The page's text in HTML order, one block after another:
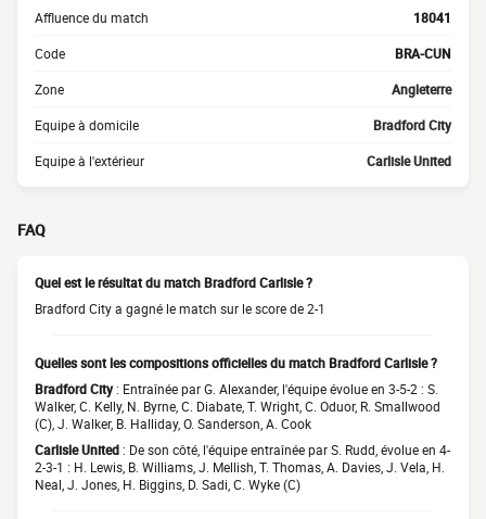
Affluence du match 18041
Code BRA-CUN
Zone Angleterre
Equipe à domicile Bradford City
Equipe à l'extérieur Carlisle United
FAQ
Quel est le résultat du match Bradford Carlisle ?
Bradford City a gagné le match sur le score de 2-1
Quelles sont les compositions officielles du match Bradford Carlisle ?
Bradford City: Entraînée par G. Alexander, l'équipe évolue en 3-5-2 : S.
Walker, C. Kelly, N. Byrne, C. Diabate, T. Wright, C. Oduor, R. Smallwood
(C), J. Walker, B. Halliday, O. Sanderson, A. Cook
Carlisle United : De son côté, l'équipe entraînée par S. Rudd, évolue en 4-
2-3-1 : H. Lewis, B. Williams, J. Mellish, T. Thomas, A. Davies, J. Vela, H.
Neal, J. Jones, H. Biggins, D. Sadi, C. Wyke (C)